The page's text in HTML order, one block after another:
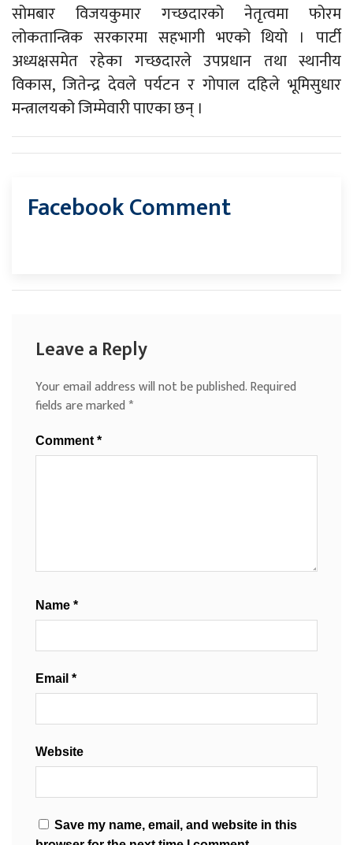
सोमबार विजयकुमार गच्छदारको नेतृत्वमा फोरम
लोकतान्त्रिक सरकारमा सहभागी भएको थियो । पार्टी
अध्यक्षसमेत रहेका गच्छदारले उपप्रधान तथा स्थानीय
विकास, जितेन्द्र देवले पर्यटन र गोपाल दहिले भूमिसुधार
मन्त्रालयको जिम्मेवारी पाएका छन् ।
Facebook Comment
Leave a Reply
Your email address will not be published.Required
fields are marked*
Comment *
Name *
Email *
Website
Save my name, email, and website in this